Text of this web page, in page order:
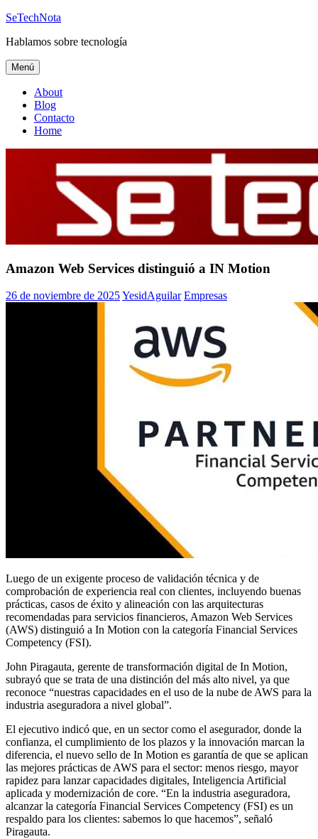
Saltar
contenido
SeTechNota
Hablamos sobre tecnología
Menú
About
Blog
Contacto
Home
Amazon Web Services distinguió a IN Motion
26 de noviembre de 2025YesidAguilar Empresas
Luego de un exigente proceso de validación técnica y de
comprobación de experiencia real con clientes, incluyendo buenas
prácticas, casos de éxito y alineación con las arquitecturas
recomendadas para servicios financieros, Amazon Web Services
(AWS) distinguió a In Motion con la categoría Financial Services
Competency (FSI).
John Piragauta, gerente de transformación digital de In Motion,
subrayó que se trata de una distinción del más alto nivel, ya que
reconoce “nuestras capacidades en el uso de la nube de AWS para la
industria aseguradora a nivel global”.
El ejecutivo indicó que, en un sector como el asegurador, donde la
confianza, el cumplimiento de los plazos y la innovación marcan la
diferencia, el nuevo sello de In Motion es garantía de que se aplican
las mejores prácticas de AWS para el sector: menos riesgo, mayor
rapidez para lanzar capacidades digitales, Inteligencia Artificial
aplicada y modernización de core. “En la industria aseguradora,
alcanzar la categoría Financial Services Competency (FSI) es un
respaldo para los clientes: sabemos lo que hacemos”, señaló
Piragauta.